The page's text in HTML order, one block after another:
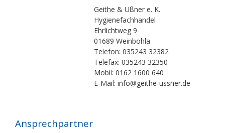
Geithe & Ußner e. K.
Hygienefachhandel
Ehrlichtweg 9
01689 Weinböhla
Telefon: 035243 32382
Telefax: 035243 32350
Mobil: 0162 1600 640
E-Mail: info@geithe-ussner.de
Ansprechpartner